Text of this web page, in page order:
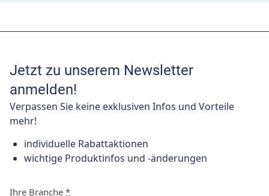
Jetzt zu unserem Newsletter
anmelden!
Verpassen Sie keine exklusiven Infos und Vorteile
mehr!
individuelle Rabattaktionen
wichtige Produktinfos und -änderungen
Ihre Branche *